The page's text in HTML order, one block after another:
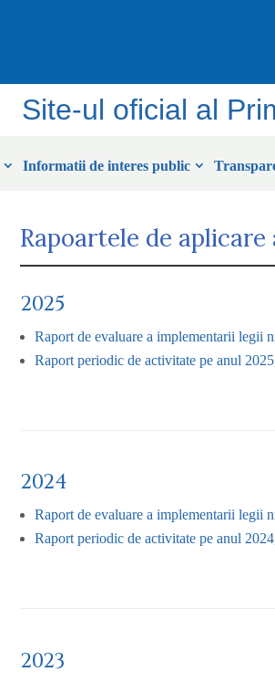
Site-ul oficial al
Informatii de interes public
Rapoartele de
2025
Raport de evaluare a implementarii legii
Raport periodic de activitate pe anul
2024
Raport de evaluare a implementarii legii
Raport periodic de activitate pe anul
2023